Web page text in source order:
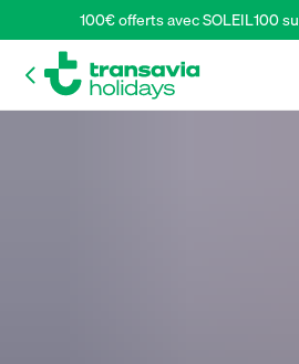
100€ offerts avec SOLEIL100